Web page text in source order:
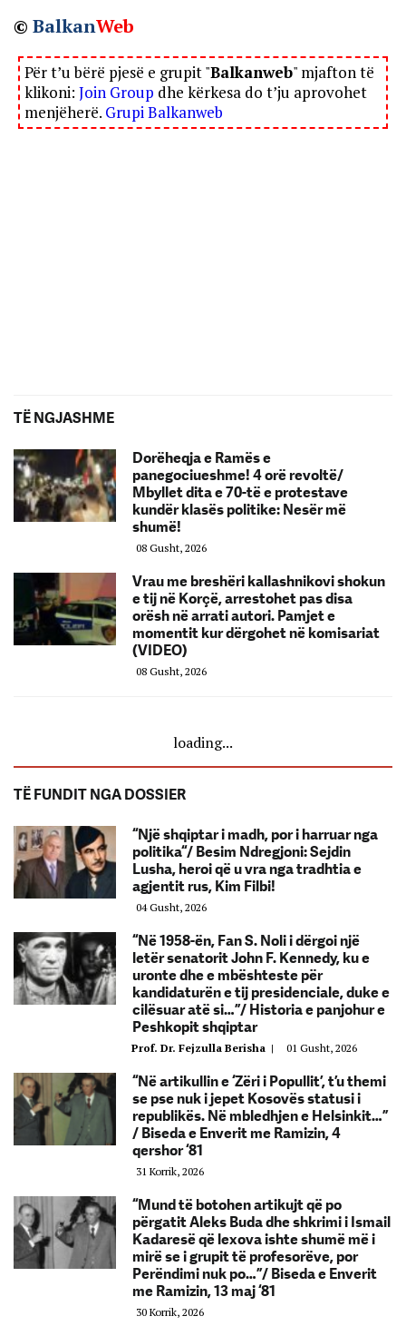
© BalkanWeb
Për t’u bërë pjesë e grupit "Balkanweb" mjafton të
klikoni: Join Group dhe kërkesa do t’ju aprovohet
menjëherë. Grupi Balkanweb
TË NGJASHME
Dorëheqja e Ramës e
panegociueshme! 4 orë revoltë/
Mbyllet dita e 70-të e protestave
kundër klasës politike: Nesër më
shumë!
08 Gusht, 2026
Vrau me breshëri kallashnikovi shokun
e tij në Korçë, arrestohet pas disa
orësh në arrati autori. Pamjet e
momentit kur dërgohet në komisariat
(VIDEO)
08 Gusht, 2026
loading...
TË FUNDIT NGA DOSSIER
“Një shqiptar i madh, por i harruar nga
politika“/ Besim Ndregjoni: Sejdin
Lusha, heroi që u vra nga tradhtia e
agjentit rus, Kim Filbi!
04 Gusht, 2026
“Në 1958-ën, Fan S. Noli i dërgoi një
letër senatorit John F. Kennedy, ku e
uronte dhe e mbështeste për
kandidaturën e tij presidenciale, duke e
cilësuar atë si…”/ Historia e panjohur e
Peshkopit shqiptar
Prof. Dr. Fejzulla Berisha | 01 Gusht, 2026
“Në artikullin e ‘Zëri i Popullit’, t’u themi
se pse nuk i jepet Kosovës statusi i
republikës. Në mbledhjen e Helsinkit…”
/ Biseda e Enverit me Ramizin, 4
qershor ‘81
31 Korrik, 2026
“Mund të botohen artikujt që po
përgatit Aleks Buda dhe shkrimi i Ismail
Kadaresë që lexova ishte shumë më i
mirë se i grupit të profesorëve, por
Perëndimi nuk po…”/ Biseda e Enverit
me Ramizin, 13 maj ‘81
30 Korrik, 2026